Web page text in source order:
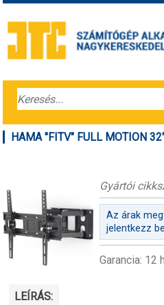
HAMA "FITV" FULL MOTION
Gyártói
Az árak
jelentkezz
Garancia: 12
LEÍRÁS: